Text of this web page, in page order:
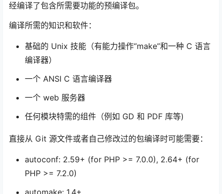
经编译了包含所需要功能的预编译包。
编译所需的知识和软件：
基础的 Unix 技能（有能力操作“make”和一种 C 语言
编译器）
一个 ANSI C 语言编译器
一个 web 服务器
任何模块特需的组件（例如 GD 和 PDF 库等)
直接从 Git 源文件或者自己修改过的包编译时可能需要：
autoconf: 2.59+ (for PHP >= 7.0.0), 2.64+ (for
PHP >= 7.2.0)